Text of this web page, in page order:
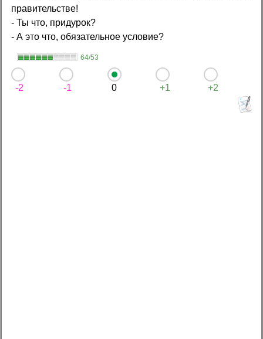
правительстве!
- Ты что, придурок?
- А это что, обязательное условие?
64/53
-2 -1 0 +1 +2